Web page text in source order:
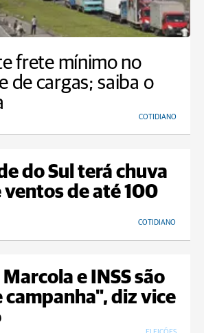
frete mínimo no
de cargas; saiba o
COTIDIANO
do Sul terá chuva
ventos de até 100
COTIDIANO
e INSS são
campanha", diz vice